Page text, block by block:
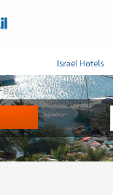
Israel Hotels